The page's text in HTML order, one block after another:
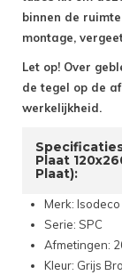
binnen de
montage,
Let op! Over
de tegel op de
werkelijkheid.
Plaat
Plaat):
Merk: Isodeco
Serie: SPC
Afmetingen:
Kleur: Grijs